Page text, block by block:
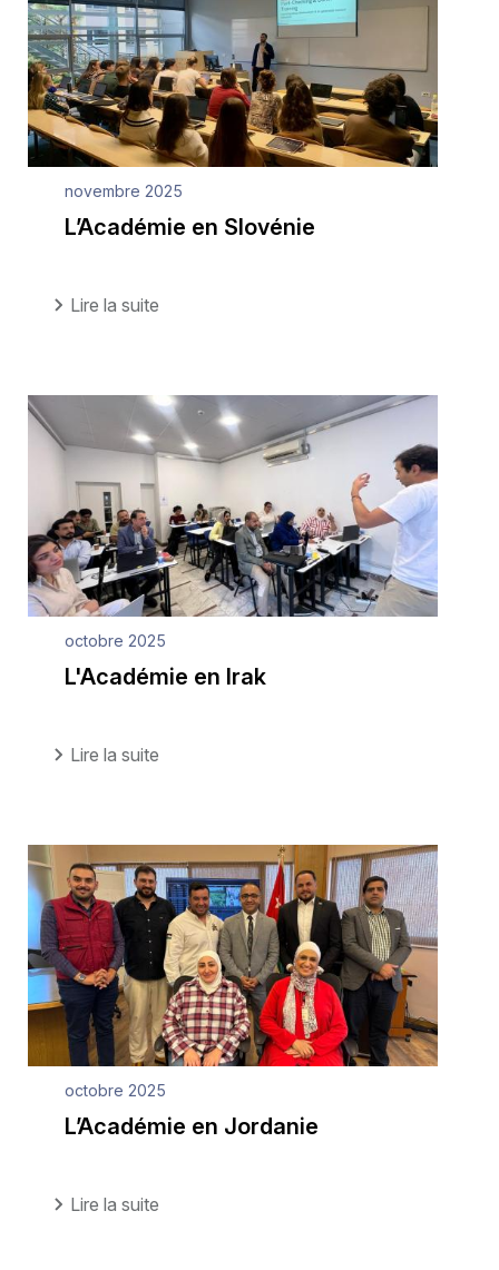
novembre 2025
L’Académie en Slovénie
Lire la suite
octobre 2025
L'Académie en Irak
Lire la suite
octobre 2025
L’Académie en Jordanie
Lire la suite